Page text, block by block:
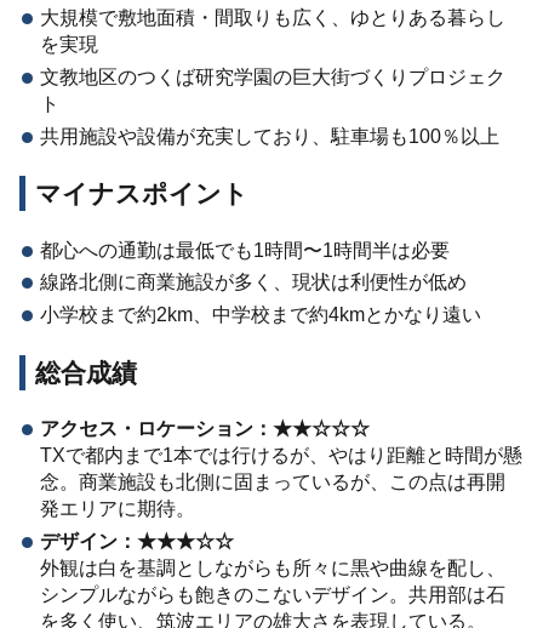
大規模で敷地面積・間取りも広く、ゆとりある暮らし
を実現
文教地区のつくば研究学園の巨大街づくりプロジェク
ト
共用施設や設備が充実しており、駐車場も100％以上
マイナスポイント
都心への通勤は最低でも1時間〜1時間半は必要
線路北側に商業施設が多く、現状は利便性が低め
小学校まで約2km、中学校まで約4kmとかなり遠い
総合成績
アクセス・ロケーション：★★☆☆☆
TXで都内まで1本では行けるが、やはり距離と時間が懸
念。商業施設も北側に固まっているが、この点は再開
発エリアに期待。
デザイン：★★★☆☆
外観は白を基調としながらも所々に黒や曲線を配し、
シンプルながらも飽きのこないデザイン。共用部は石
を多く使い、筑波エリアの雄大さを表現している。